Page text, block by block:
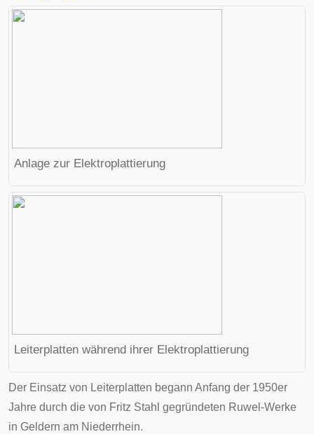
Anlage zur Elektroplattierung
Leiterplatten während ihrer Elektroplattierung
Der Einsatz von Leiterplatten begann Anfang der 1950er
Jahre durch die von Fritz Stahl gegründeten Ruwel-Werke
in Geldern am Niederrhein.